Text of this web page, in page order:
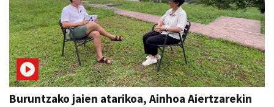
Buruntzako jaien atarikoa, Ainhoa Aiertzarekin